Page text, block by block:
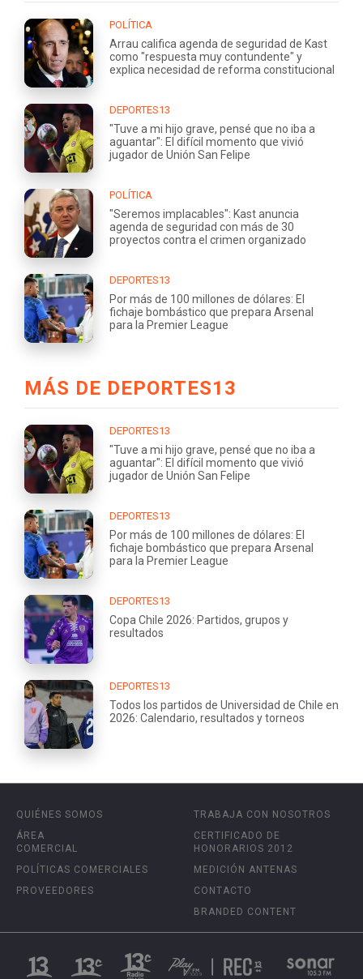
POLÍTICA
Arrau califica agenda de seguridad de Kast
como "respuesta muy contundente" y
explica necesidad de reforma constitucional
DEPORTES13
"Tuve a mi hijo grave, pensé que no iba a
aguantar": El difícil momento que vivió
jugador de Unión San Felipe
POLÍTICA
"Seremos implacables": Kast anuncia
agenda de seguridad con más de 30
proyectos contra el crimen organizado
DEPORTES13
Por más de 100 millones de dólares: El
fichaje bombástico que prepara Arsenal
para la Premier League
MÁS DE DEPORTES13
DEPORTES13
"Tuve a mi hijo grave, pensé que no iba a
aguantar": El difícil momento que vivió
jugador de Unión San Felipe
DEPORTES13
Por más de 100 millones de dólares: El
fichaje bombástico que prepara Arsenal
para la Premier League
DEPORTES13
Copa Chile 2026: Partidos, grupos y
resultados
DEPORTES13
Todos los partidos de Universidad de Chile en
2026: Calendario, resultados y torneos
QUIÉNES SOMOS
ÁREA
COMERCIAL
POLÍTICAS COMERCIALES
PROVEEDORES
TRABAJA CON NOSOTROS
CERTIFICADO DE
HONORARIOS 2012
MEDICIÓN ANTENAS
CONTACTO
BRANDED CONTENT